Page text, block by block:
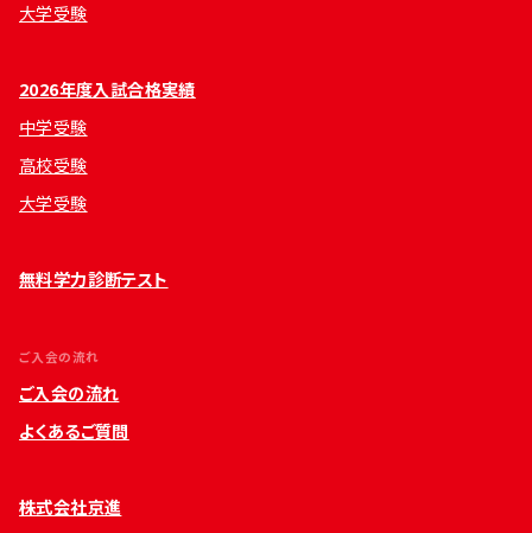
大学受験
2026年度入試合格実績
中学受験
高校受験
大学受験
無料学力診断テスト
ご入会の流れ
ご入会の流れ
よくあるご質問
株式会社京進